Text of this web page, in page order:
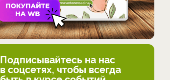
Подписывайтесь на нас
в соцсетях, чтобы всегда